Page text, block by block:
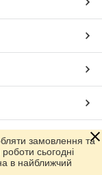
замовлення та
сьогодні
в найближчий